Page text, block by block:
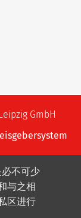
GmbH
不可少
与之相
区进行